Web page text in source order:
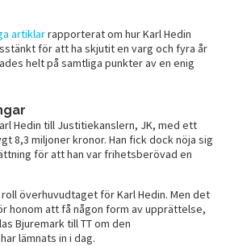
artiklarrapporterat om hur Karl Hedin
för att ha skjutit en varg och fyra år
helt på samtliga punkter av en enig
Hedin till Justitiekanslern, JK, med ett
8,3 miljoner kronor. Han fick dock nöja sig
för att han var frihetsberövad en
överhuvudtaget för Karl Hedin. Men det
honom att få någon form av upprättelse,
Bjuremark till TT om den
lämnats in i dag.